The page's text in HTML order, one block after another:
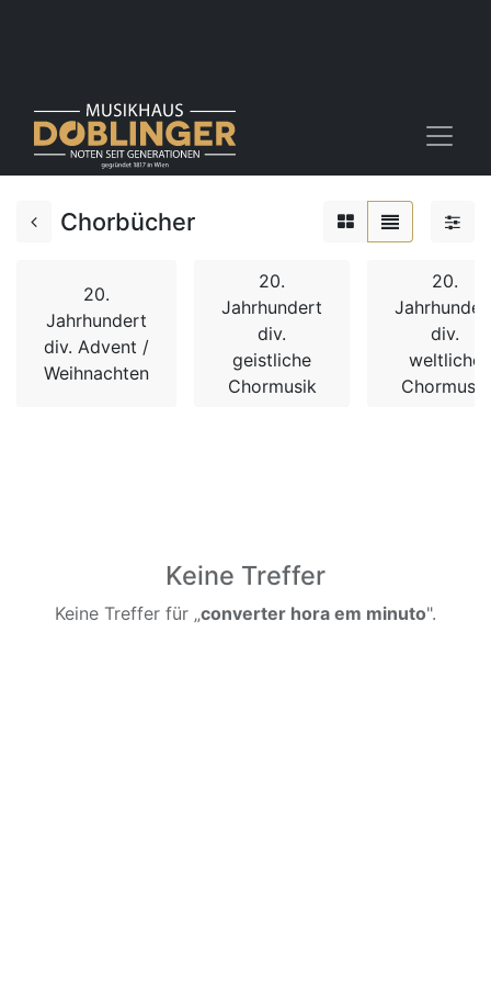
Chorbücher
20.
Jahrhundert
div. Advent /
Weihnachten
20.
Jahrhundert
div.
geistliche
Chormusik
20.
div.
weltliche
Chormusik
Keine Treffer
Keine Treffer für „converter hora em minuto".